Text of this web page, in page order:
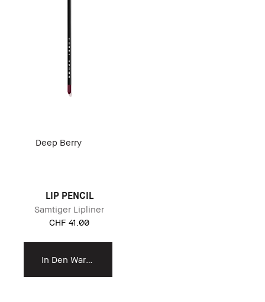
Deep Berry
LIP PENCIL
Samtiger Lipliner
CHF 41.00